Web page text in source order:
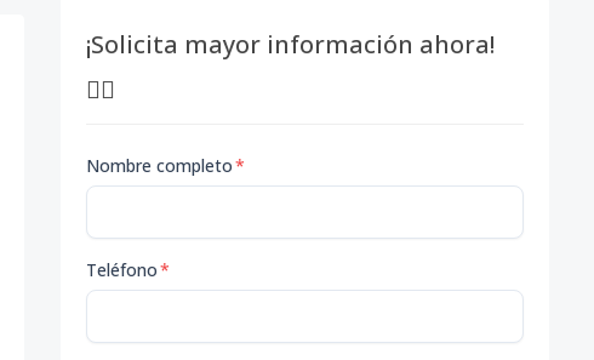
¡Solicita mayor información ahora!
👇🏽
Nombre completo*
Teléfono*